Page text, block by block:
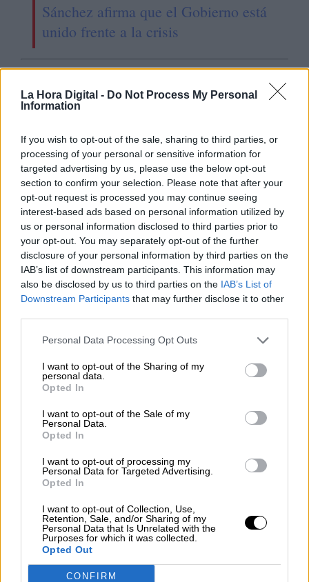
La Hora Digital - Do Not Process My Personal
Information
If you wish to opt-out of the sale, sharing to third parties, or
processing of your personal or sensitive information for
targeted advertising by us, please use the below opt-out
section to confirm your selection. Please note that after your
opt-out request is processed you may continue seeing
interest-based ads based on personal information utilized by
us or personal information disclosed to third parties prior to
your opt-out. You may separately opt-out of the further
disclosure of your personal information by third parties on the
IAB’s list of downstream participants. This information may
also be disclosed by us to third parties on the IAB’s List of
Downstream Participants that may further disclose it to other
Personal Data Processing Opt Outs
I want to opt-out of the Sharing of my
personal data.
Opted In
I want to opt-out of the Sale of my
Personal Data.
Opted In
I want to opt-out of processing my
Personal Data for Targeted Advertising.
Opted In
I want to opt-out of Collection, Use,
Retention, Sale, and/or Sharing of my
Personal Data that Is Unrelated with the
Purposes for which it was collected.
Opted Out
CONFIRM
Sánchez afirma que el Gobierno está
unido frente a la crisis
OPINIONES DIVERSAS
¿La ciudadanía de Occidente
es consciente del riesgo de
una tercera guerra mundial?
Por Álvaro Frutos Rosado y Gabinete
Geopolítica de Crisis
Suelta y confía
María Comesaña
Votantes y votados
Por Juan Manuel Beltrán
El Conflicto de Oriente Medio:
Un Nuevo Orden Autoritario
en Construcción
Por Álvaro Frutos Rosado y Gabinete
Por Carlos Miranda
mi pesadilla
Por María Pérez Herrero